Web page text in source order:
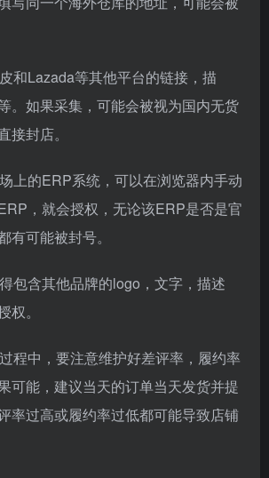
和Lazada等其他平台的链接，描
。如果采集，可能会被视为国内无货
接封店。
上的ERP系统，可以在浏览器内手动
，就会授权，无论该ERP是否是官
有可能被封号。
包含其他品牌的logo，文字，描述
权。
程中，要注意维护好差评率，履约率
可能，建议当天的订单当天发货并提
率过高或履约率过低都可能导致店铺